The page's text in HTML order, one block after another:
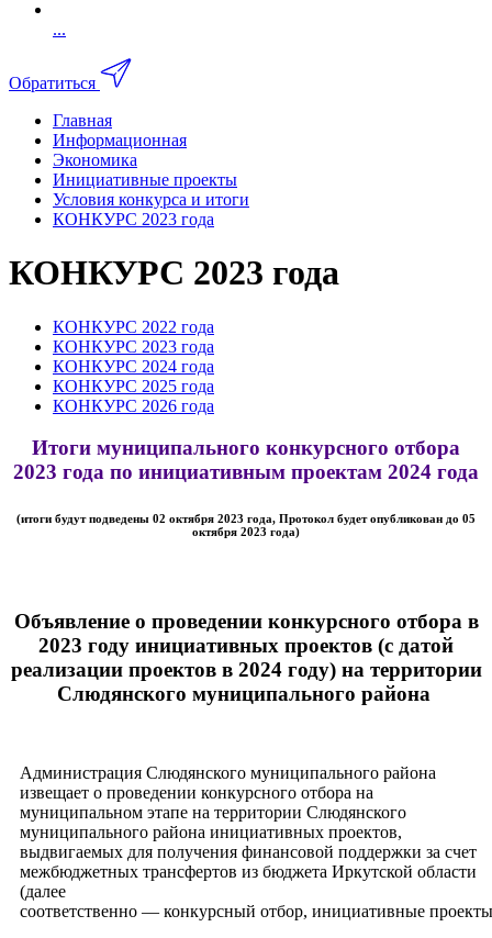
...
Обратиться
Главная
Информационная
Экономика
Инициативные проекты
Условия конкурса и итоги
КОНКУРС 2023 года
КОНКУРС 2023 года
КОНКУРС 2022 года
КОНКУРС 2023 года
КОНКУРС 2024 года
КОНКУРС 2025 года
КОНКУРС 2026 года
Итоги муниципального конкурсного отбора
2023 года по инициативным проектам 2024 года
(итоги будут подведены 02 октября 2023 года, Протокол будет опубликован до 05
октября 2023 года)
Объявление о проведении конкурсного отбора в
2023 году инициативных проектов (с датой
реализации проектов в 2024 году) на территории
Слюдянского муниципального района
Администрация Слюдянского муниципального района
извещает о проведении конкурсного отбора на
муниципальном этапе на территории Слюдянского
муниципального района инициативных проектов,
выдвигаемых для получения финансовой поддержки за счет
межбюджетных трансфертов из бюджета Иркутской области
(далее
соответственно — конкурсный отбор, инициативные